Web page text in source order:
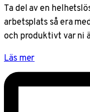
Ta del av en
arbetsplats så era
och produktivt var ni
Läs mer